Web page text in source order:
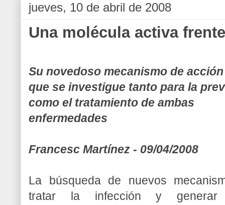
jueves, 10 de abril de 2008
Una molécula activa
Su novedoso mecanismo de
que se investigue tanto para la
como el tratamiento de ambas
enfermedades
Francesc Martínez - 09/04/2008
La búsqueda de nuevos
tratar la infección y generar